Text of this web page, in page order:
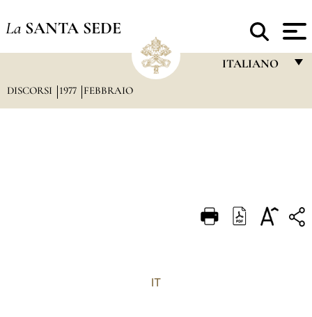
La SANTA SEDE
ITALIANO
DEUTSCH
DISCORSI 1977 FEBBRAIO
IT